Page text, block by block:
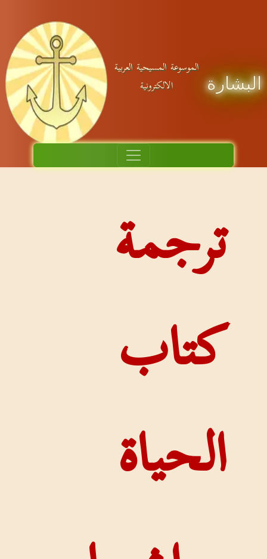
المسيحية العربية
الالكترونية